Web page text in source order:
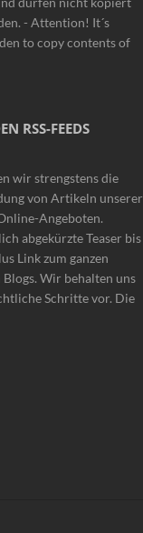
- Attention! It´s
to copy contents of
RSS-FEEDS
wir strengstens die
von Artikeln unserer
Angeboten.
abgekürzte Teaser bis
Link zum ganzen
Wir behalten uns
Schritte vor. Die